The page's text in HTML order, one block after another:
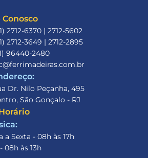
Conosco
2712-6370 | 2712-5602
2712-3649 | 2712-2895
96440-2480
Dr. Nilo Peçanha, 495
São Gonçalo - RJ
a Sexta - 08h às 17h
08h às 13h